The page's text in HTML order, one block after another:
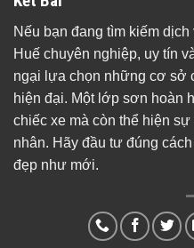
Nếu bạn đang tìm kiếm
Huế chuyên nghiệp, uy tín
ngại lựa chọn những cơ sở
hiện đại. Một lớp sơn hoàn
chiếc xe mà còn thể hiện
nhân. Hãy đầu tư đúng
đẹp như mới.